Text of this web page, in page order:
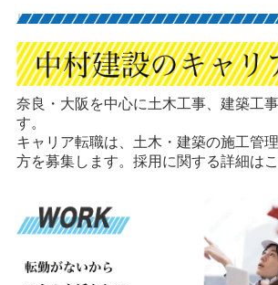
奈良・大阪を中心に土木工事、建築工
す。
キャリア転職は、土木・建築の施工管
方を募集します。採用に関する詳細はこ